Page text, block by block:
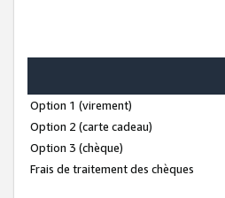
Option 1 (virement)
Option 2 (carte cadeau)
Option 3 (chèque)
Frais de traitement des chèques